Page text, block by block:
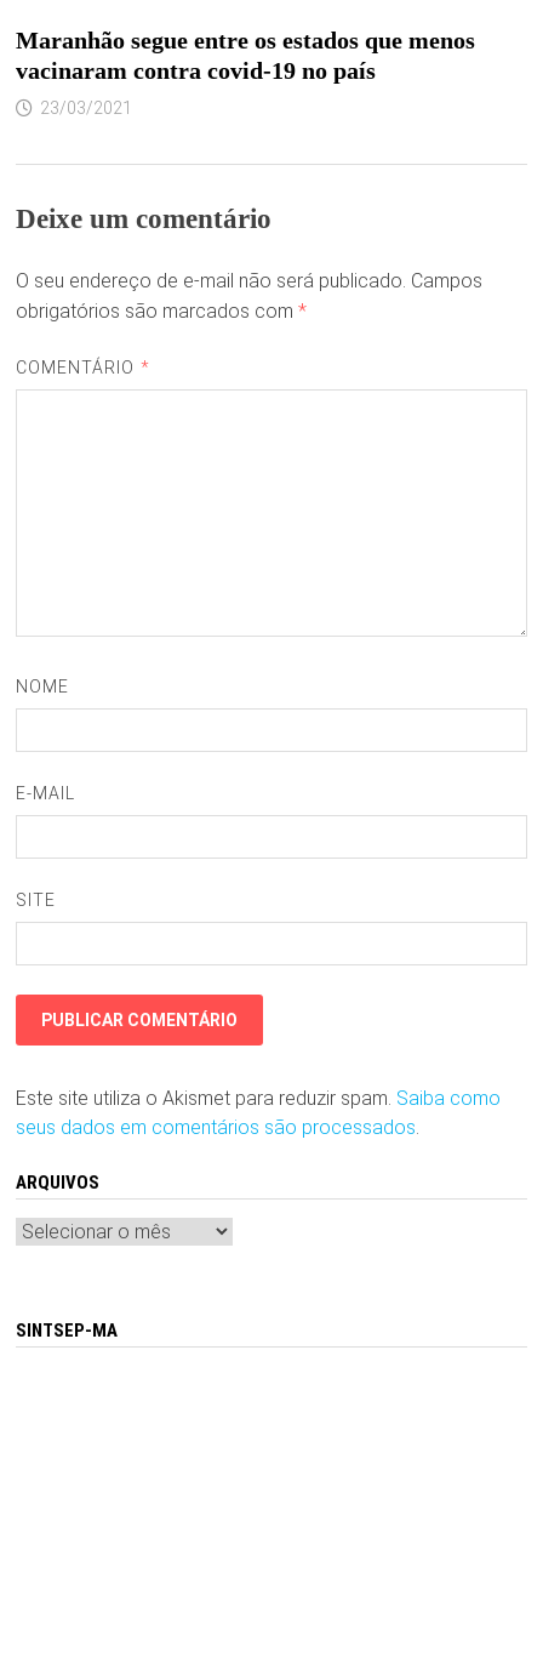
Maranhão segue entre os estados que menos
vacinaram contra covid-19 no país
23/03/2021
Deixe um comentário
O seu endereço de e-mail não será publicado. Campos
obrigatórios são marcados com *
COMENTÁRIO *
NOME
E-MAIL
SITE
Este site utiliza o Akismet para reduzir spam. Saiba como
seus dados em comentários são processados.
ARQUIVOS
Arquivos
SINTSEP-MA